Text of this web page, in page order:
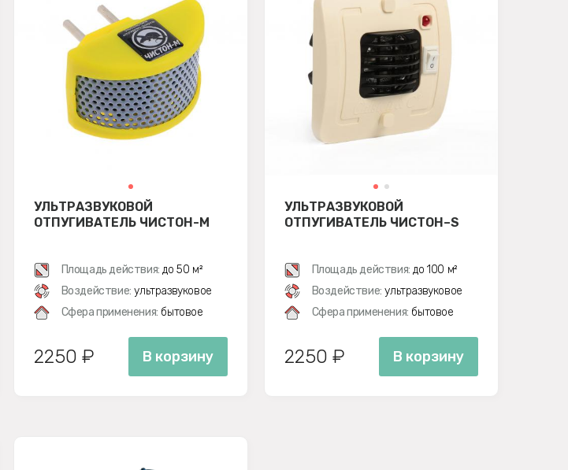
УЛЬТРАЗВУКОВОЙ
ОТПУГИВАТЕЛЬ ЧИСТОН-М
Площадь действия: до 50 м²
Воздействие: ультразвуковое
Сфера применения: бытовое
2250 ₽ В корзину
УЛЬТРАЗВУКОВОЙ
ОТПУГИВАТЕЛЬ ЧИСТОН–S
Площадь действия: до 100 м²
Воздействие: ультразвуковое
Сфера применения: бытовое
2250 ₽ В корзину